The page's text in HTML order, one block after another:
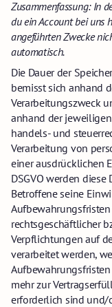
Zusammenfassung: In
du ein Account bei uns
angeführten Zwecke
automatisch.
Die Dauer der
bemisst sich anhand
Verarbeitungszweck
anhand der
handels- und
Verarbeitung von
einer ausdrücklichen
DSGVO werden
Betroffene seine
rechtsgeschäftlicher
Verpflichtungen auf
verarbeitet werden,
mehr zur
erforderlich sind und/